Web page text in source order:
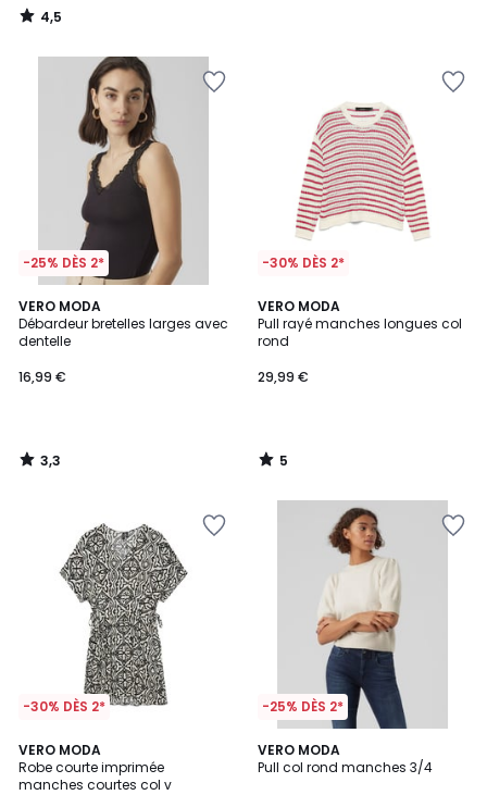
4,5
/
-25% DÈS 2*
VERO MODA
Débardeur bretelles larges avec
dentelle
16,99 €
3,3
/ 5
3,3
/
-30% DÈS 2*
VERO MODA
Pull rayé manches longues col
rond
29,99 €
5
/
5
5
/
-30% DÈS 2*
VERO MODA
Robe courte imprimée
manches courtes col v
-25% DÈS 2*
VERO MODA
Pull col rond manches 3/4
2,7
/ 5